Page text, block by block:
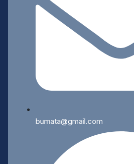
bumata@gmail.com